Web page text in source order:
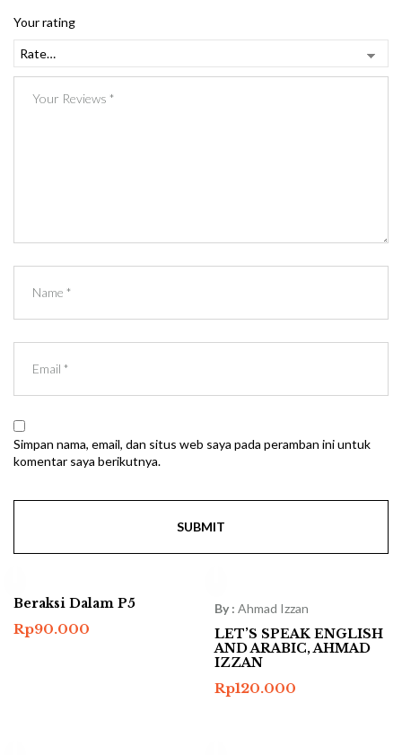
Your rating
Simpan nama, email, dan situs web saya pada peramban ini untuk
komentar saya berikutnya.
Beraksi Dalam P5
Rp90.000
By : Ahmad Izzan
LET’S SPEAK ENGLISH
AND ARABIC, AHMAD
IZZAN
Rp120.000